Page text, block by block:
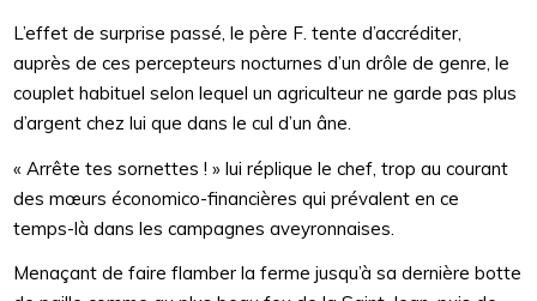
L’effet de surprise passé, le père F. tente d’accréditer,
auprès de ces percepteurs nocturnes d’un drôle de genre, le
couplet habituel selon lequel un agriculteur ne garde pas plus
d’argent chez lui que dans le cul d’un âne.
« Arrête tes sornettes ! » lui réplique le chef, trop au courant
des mœurs économico-financières qui prévalent en ce
temps-là dans les campagnes aveyronnaises.
Menaçant de faire flamber la ferme jusqu’à sa dernière botte